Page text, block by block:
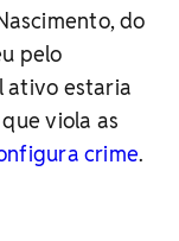
do
pelo
ativo estaria
viola as
crime.